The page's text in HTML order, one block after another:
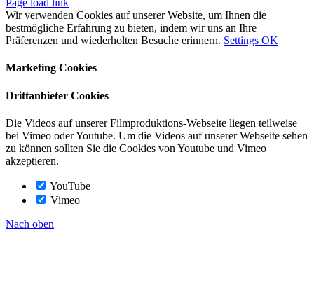
Page load link
Wir verwenden Cookies auf unserer Website, um Ihnen die
bestmögliche Erfahrung zu bieten, indem wir uns an Ihre
Präferenzen und wiederholten Besuche erinnern. Settings OK
Marketing Cookies
Drittanbieter Cookies
Die Videos auf unserer Filmproduktions-Webseite liegen teilweise
bei Vimeo oder Youtube. Um die Videos auf unserer Webseite sehen
zu können sollten Sie die Cookies von Youtube und Vimeo
akzeptieren.
YouTube
Vimeo
Nach oben